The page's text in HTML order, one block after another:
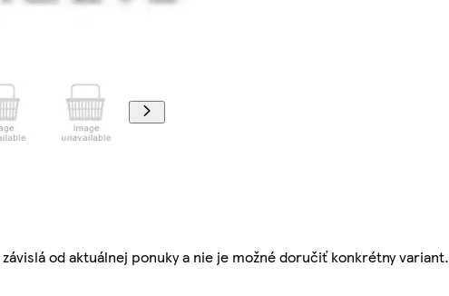
od aktuálnej ponuky a nie je možné doručiť konkrétny variant.